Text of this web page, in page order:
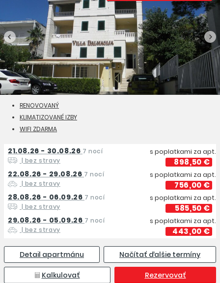
RENOVOVANÝ
KLIMATIZOVANÉ IZBY
WIFI ZDARMA
21.08.26 - 30.08.26 7 nocí
| bez stravy
s poplatkami za apt.
898,50 €
22.08.26 - 29.08.26 7 nocí
| bez stravy
s poplatkami za apt.
756,00 €
28.08.26 - 06.09.26 7 nocí
| bez stravy
s poplatkami za apt.
585,50 €
29.08.26 - 05.09.26 7 nocí
| bez stravy
s poplatkami za apt.
443,00 €
Detail apartmánu Načítať ďalšie termíny
Kalkulovať Rezervovať